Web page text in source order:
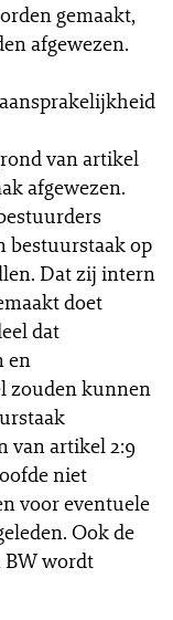
gemaakt,
afgewezen.
van artikel
afgewezen.
bestuurstaak op
Dat zij intern
doet
dat
en
zouden kunnen
van artikel 2:9
niet
voor eventuele
Ook de
BW wordt